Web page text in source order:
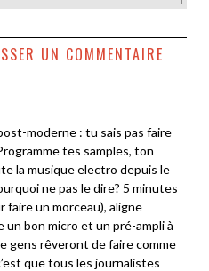
UN COMMENTAIRE
moderne : tu sais pas faire
tes samples, ton
la musique electro depuis le
ne pas le dire? 5 minutes
un morceau), aligne
bon micro et un pré-ampli à
gens rêveront de faire comme
que tous les journalistes